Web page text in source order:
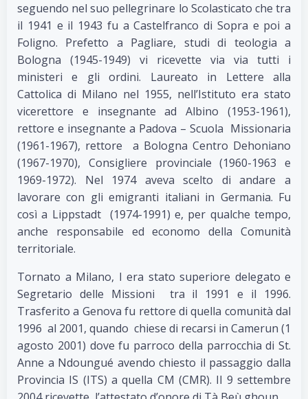
seguendo nel suo pellegrinare lo Scolasticato che tra
il 1941 e il 1943 fu a Castelfranco di Sopra e poi a
Foligno. Prefetto a Pagliare, studi di teologia a
Bologna (1945-1949) vi ricevette via via tutti i
ministeri e gli ordini. Laureato in Lettere alla
Cattolica di Milano nel 1955, nell’Istituto era stato
vicerettore e insegnante ad Albino (1953-1961),
rettore e insegnante a Padova – Scuola Missionaria
(1961-1967), rettore a Bologna Centro Dehoniano
(1967-1970), Consigliere provinciale (1960-1963 e
1969-1972). Nel 1974 aveva scelto di andare a
lavorare con gli emigranti italiani in Germania. Fu
così a Lippstadt (1974-1991) e, per qualche tempo,
anche responsabile ed economo della Comunità
territoriale.
Tornato a Milano, I era stato superiore delegato e
Segretario delle Missioni tra il 1991 e il 1996.
Trasferito a Genova fu rettore di quella comunità dal
1996 al 2001, quando chiese di recarsi in Camerun (1
agosto 2001) dove fu parroco della parrocchia di St.
Anne a Ndoungué avendo chiesto il passaggio dalla
Provincia IS (ITS) a quella CM (CMR). Il 9 settembre